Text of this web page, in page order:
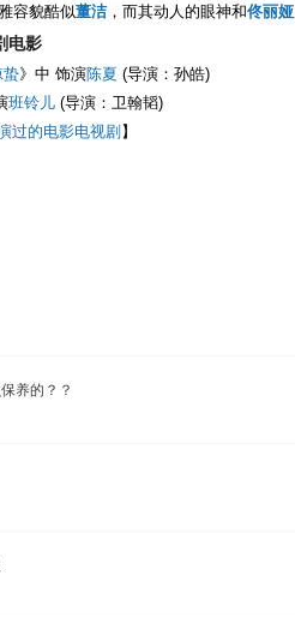
容貌酷似董洁，而其动人的眼神和佟丽娅
电影
蛰》中 饰演陈夏 (导演：孙皓)
班铃儿 (导演：卫翰韬)
过的电影电视剧】
养的？？